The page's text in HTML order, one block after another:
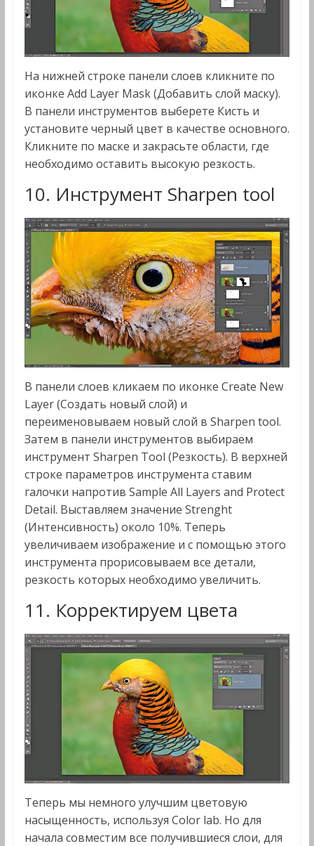
На нижней строке панели слоев кликните по
иконке Add Layer Mask (Добавить слой маску).
В панели инструментов выберете Кисть и
установите черный цвет в качестве основного.
Кликните по маске и закрасьте области, где
необходимо оставить высокую резкость.
10. Инструмент Sharpen tool
В панели слоев кликаем по иконке Create New
Layer (Создать новый слой) и
переименовываем новый слой в Sharpen tool.
Затем в панели инструментов выбираем
инструмент Sharpen Tool (Резкость). В верхней
строке параметров инструмента ставим
галочки напротив Sample All Layers and Protect
Detail. Выставляем значение Strenght
(Интенсивность) около 10%. Теперь
увеличиваем изображение и с помощью этого
инструмента прорисовываем все детали,
резкость которых необходимо увеличить.
11. Корректируем цвета
Теперь мы немного улучшим цветовую
насыщенность, используя Color lab. Но для
начала совместим все получившиеся слои, для